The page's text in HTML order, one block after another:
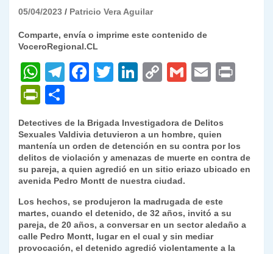
05/04/2023 Patricio Vera Aguilar
Comparte, envía o imprime este contenido de
VoceroRegional.CL
W
h
at
s
A
p
p
T
gr
a
m
F
e
b
o
o
k
T
er
Li
e
dI
n
C
y
Li
n
k
G
l
E
l
P
ri
nt
Fr
ie
dl
y
o
m
p
ar
Detectives de la Brigada Investigadora de Delitos
Sexuales Valdivia detuvieron a un hombre, quien
mantenía un orden de detención en su contra por los
delitos de violación y amenazas de muerte en contra de
su pareja, a quien agredió en un sitio eriazo ubicado en
avenida Pedro Montt de nuestra ciudad.
Los hechos, se produjeron la madrugada de este
martes, cuando el detenido, de 32 años, invitó a su
pareja, de 20 años, a conversar en un sector aledaño a
calle Pedro Montt, lugar en el cual y sin mediar
provocación, el detenido agredió violentamente a la